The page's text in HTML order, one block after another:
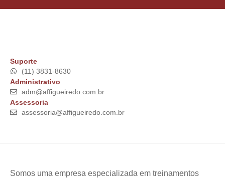
Suporte
(11) 3831-8630
Administrativo
adm@affigueiredo.com.br
Assessoria
assessoria@affigueiredo.com.br
Somos uma empresa especializada em treinamentos